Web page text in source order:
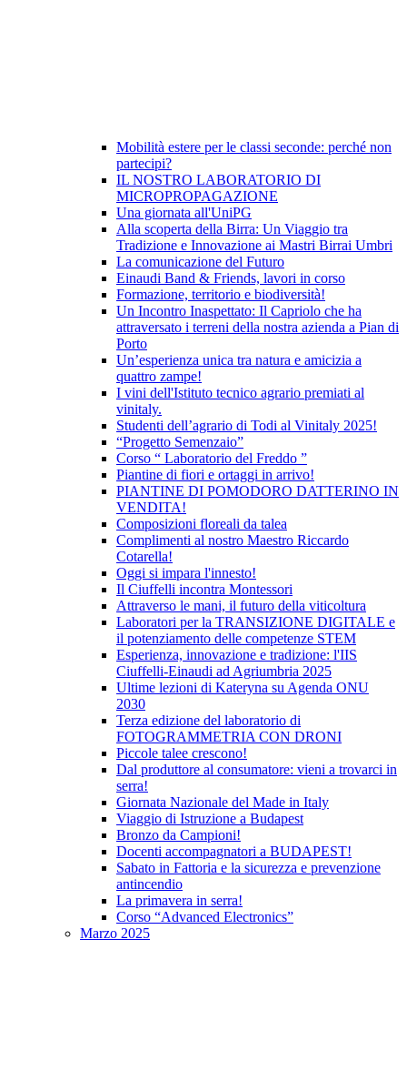
Mobilità estere per le classi seconde: perché non
partecipi?
IL NOSTRO LABORATORIO DI
MICROPROPAGAZIONE
Una giornata all'UniPG
Alla scoperta della Birra: Un Viaggio tra
Tradizione e Innovazione ai Mastri Birrai Umbri
La comunicazione del Futuro
Einaudi Band & Friends, lavori in corso
Formazione, territorio e biodiversità!
Un Incontro Inaspettato: Il Capriolo che ha
attraversato i terreni della nostra azienda a Pian di
Porto
Un’esperienza unica tra natura e amicizia a
quattro zampe!
I vini dell'Istituto tecnico agrario premiati al
vinitaly.
Studenti dell’agrario di Todi al Vinitaly 2025!
“Progetto Semenzaio”
Corso “ Laboratorio del Freddo ”
Piantine di fiori e ortaggi in arrivo!
PIANTINE DI POMODORO DATTERINO IN
VENDITA!
Composizioni floreali da talea
Complimenti al nostro Maestro Riccardo
Cotarella!
Oggi si impara l'innesto!
Il Ciuffelli incontra Montessori
Attraverso le mani, il futuro della viticoltura
Laboratori per la TRANSIZIONE DIGITALE e
il potenziamento delle competenze STEM
Esperienza, innovazione e tradizione: l'IIS
Ciuffelli-Einaudi ad Agriumbria 2025
Ultime lezioni di Kateryna su Agenda ONU
2030
Terza edizione del laboratorio di
FOTOGRAMMETRIA CON DRONI
Piccole talee crescono!
Dal produttore al consumatore: vieni a trovarci in
serra!
Giornata Nazionale del Made in Italy
Viaggio di Istruzione a Budapest
Bronzo da Campioni!
Docenti accompagnatori a BUDAPEST!
Sabato in Fattoria e la sicurezza e prevenzione
antincendio
La primavera in serra!
Corso “Advanced Electronics”
Marzo 2025